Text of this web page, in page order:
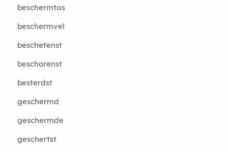
beschermtas
beschermvel
beschetenst
beschorenst
besterdst
geschermd
geschermde
geschertst